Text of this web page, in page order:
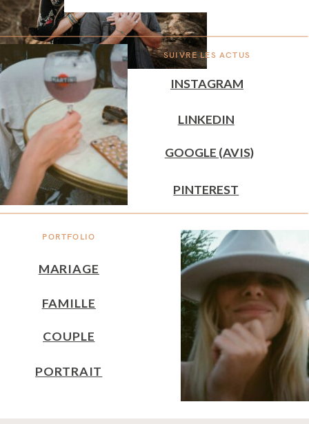
PORTFOLIO
SUIVRE LES ACTUS
MARIAGE
INSTAGRAM
GOOGLE (AVIS)
FAMILLE
PINTEREST
COUPLE
LINKEDIN
PORTRAIT